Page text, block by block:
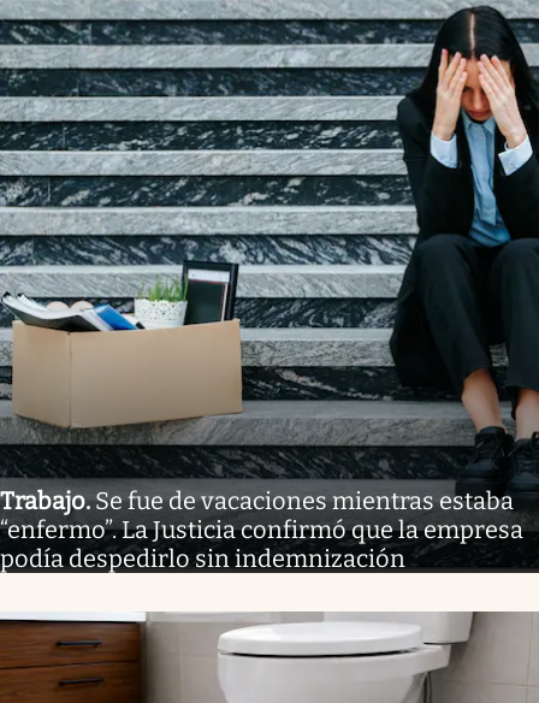
Trabajo.Se fue de vacaciones mientras estaba
“enfermo”. La Justicia confirmó que la empresa
podía despedirlo sin indemnización